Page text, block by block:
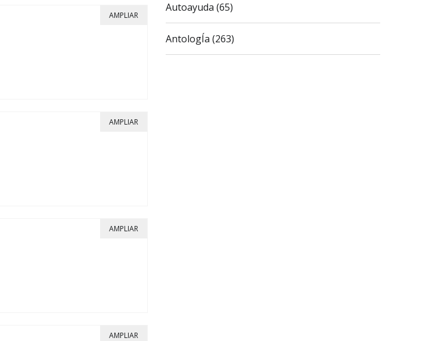
AMPLIAR
AMPLIAR
AMPLIAR
AMPLIAR
Autoayuda (65)
AntologÍa (263)